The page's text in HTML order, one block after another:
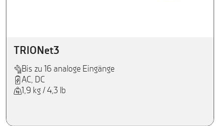
TRIONet3
Bis zu 16 analoge Eingänge
AC, DC
1,9 kg / 4,3 lb